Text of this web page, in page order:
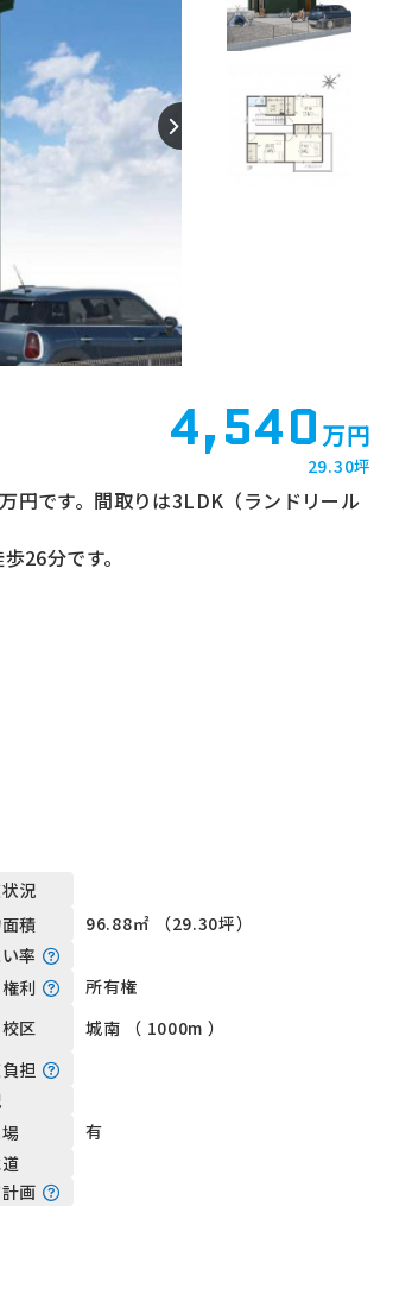
4,540 万円
29.30坪
円です。間取りは3LDK（ランドリール
26分です。
況
積
96.88㎡ （29.30坪）
率
利
所有権
区
城南 （ 1000m ）
担
有
画